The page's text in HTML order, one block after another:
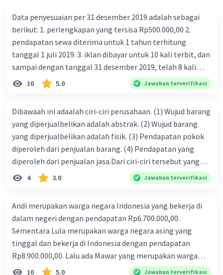
Data penyesuaian per 31 desember 2019 adalah sebagai
berikut: 1. perlengkapan yang tersisa Rp500.000,00 2.
pendapatan sewa diterima untuk 1 tahun terhitung
tanggal 1 juli 2019. 3. iklan dibayar untuk 10 kali terbit, dan
sampai dengan tanggal 31 desember 2019, telah 8 kali
terbit. 4. gaji terutang untuk periode berjalan sebesar
Rp800.000,00 dari data di atas, pencatatan jurnal pembalik
10 5.0 Jawaban terverifikasi
Dibawaah ini adaalah ciri-ciri perusahaan. (1) Wujud barang
yang diperjualbelikan adalah abstrak. (2) Wujud barang
yang diperjualbelikan adalah fisik. (3) Pendapatan pokok
diperoleh dari penjualan barang. (4) Pendapatan yang
diperoleh dari penjualan jasa.Dari ciri-ciri tersebut yang
merupakan ciri dari perusahaan dagang ditunjukan pada
nomor…. a. 1 dan 3 b. 3 dan 4 c. 2 dan 3 d. 1 dan 2 e. 2 dan 4
4 3.0 Jawaban terverifikasi
Andi merupakan warga negara Indonesia yang bekerja di
dalam negeri dengan pendapatan Rp6.700.000,00.
Sementara Lula merupakan warga negara asing yang
tinggal dan bekerja di Indonesia dengan pendapatan
Rp8.900.000,00. Lalu ada Mawar yang merupakan warga
negara Indonesia yang tinggal dan bekerja di luar negeri
10 5.0 Jawaban terverifikasi